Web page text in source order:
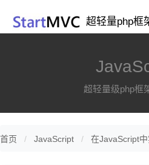
超轻量php框
超轻量级php框
首页 JavaScript 在JavaScript